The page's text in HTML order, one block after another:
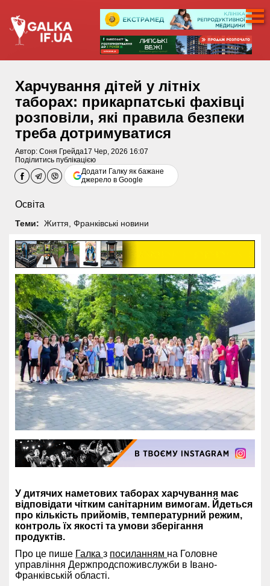
Харчування дітей у літніх
таборах: прикарпатські фахівці
розповіли, які правила безпеки
треба дотримуватися
Автор: Соня Грейда17 Чер, 2026 16:07
Поділитись публікацією
Додати Галку як бажане
джерело в Google
Освіта
Теми: Життя Франківські новини
У дитячих наметових таборах харчування має
відповідати чітким санітарним вимогам. Йдеться
про кількість прийомів, температурний режим,
контроль їх якості та умови зберігання
продуктів.
Про це пише Галка з посиланням на Головне
управління Держпродспоживслужби в Івано-
Франківській області.